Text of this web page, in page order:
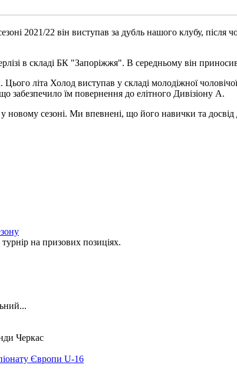
2021/22 він виступав за дубль нашого клубу, після
в складі БК "Запоріжжя". В середньому він
літа Холод виступав у складі молодіжної
забезпечило їм повернення до елітного Дивізіону А.
сезоні. Ми впевнені, що його навички та досвід
на призових позиціях.
Черкас
Європи U-16